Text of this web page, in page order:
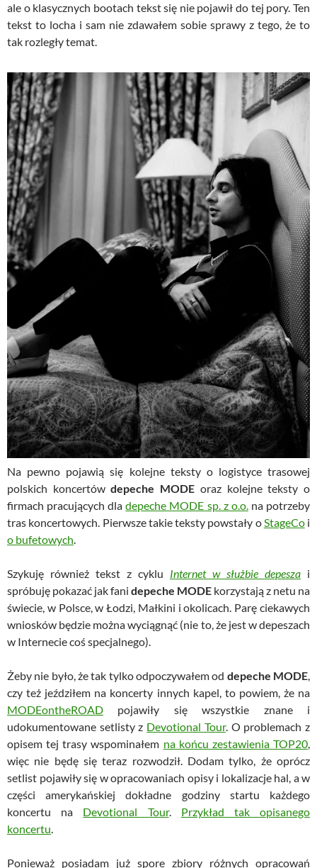
ale o klasycznych bootach tekst się nie pojawił do tej pory. Ten
tekst to locha i sam nie zdawałem sobie sprawy z tego, że to
tak rozległy temat.
Na pewno pojawią się kolejne teksty o logistyce trasowej
polskich koncertówdepeche MODE oraz kolejne teksty o
firmach pracujących dladepeche MODE sp. z o.o.na potrzeby
tras koncertowych. Pierwsze takie teksty powstały oStageCoi
o bufetowych.
Szykuję również tekst z cyklu Internet w służbie depesza i
spróbuję pokazać jak fani depeche MODE korzystają z netu na
świecie, w Polsce, w Łodzi, Małkini i okolicach. Parę ciekawych
wniosków będzie można wyciągnąć (nie to, że jest w depeszach
w Internecie coś specjalnego).
Żeby nie było, że tak tylko odpoczywałem od depeche MODE,
czy też jeździłem na koncerty innych kapel, to powiem, że na
MODEontheROAD pojawiły się wszystkie znane i
udokumentowane setlisty z Devotional Tour. O problemach z
opisem tej trasy wspominałem na końcu zestawienia TOP20,
więc nie będę się teraz rozwodził. Dodam tylko, że oprócz
setlist pojawiły się w opracowaniach opisy i lokalizacje hal, a w
części amerykańskiej dokładne godziny startu każdego
koncertu na Devotional Tour. Przykład tak opisanego
koncertu.
Ponieważ posiadam już spore zbiory różnych opracowań